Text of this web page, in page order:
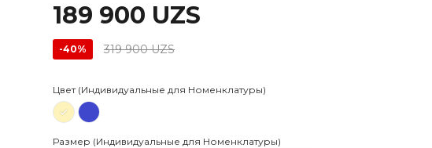
189 900 UZS
-40% 319 900 UZS
Цвет (Индивидуальные для Номенклатуры)
Размер (Индивидуальные для Номенклатуры)